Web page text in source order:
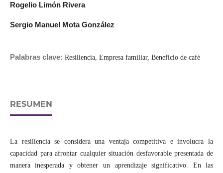
Rogelio Limón Rivera
Sergio Manuel Mota González
Palabras clave: Resiliencia, Empresa familiar, Beneficio de café
RESUMEN
La resiliencia se considera una ventaja competitiva e involucra la
capacidad para afrontar cualquier situación desfavorable presentada de
manera inesperada y obtener un aprendizaje significativo. En las